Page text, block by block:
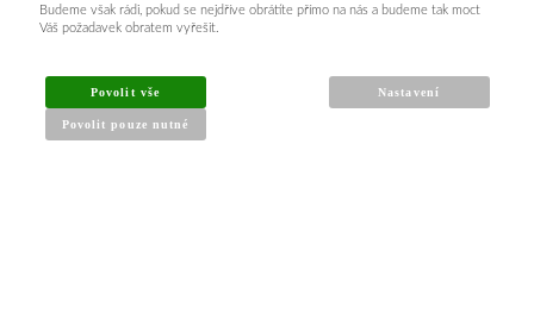
Budeme však rádi, pokud se nejdříve obrátíte přímo na nás a budeme tak moct
Váš požadavek obratem vyřešit.
Povolit vše
Povolit pouze nutné
Nastavení